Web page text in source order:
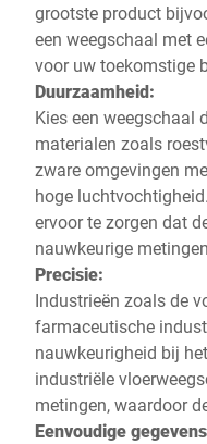
grootste product
een weegschaal met
voor uw toekomstige
Duurzaamheid:
Kies een weegschaal
materialen zoals
zware omgevingen
hoge
ervoor te zorgen dat
nauwkeurige
Precisie:
Industrieën zoals de
farmaceutische
nauwkeurigheid bij
industriële
metingen, waardoor
Eenvoudige